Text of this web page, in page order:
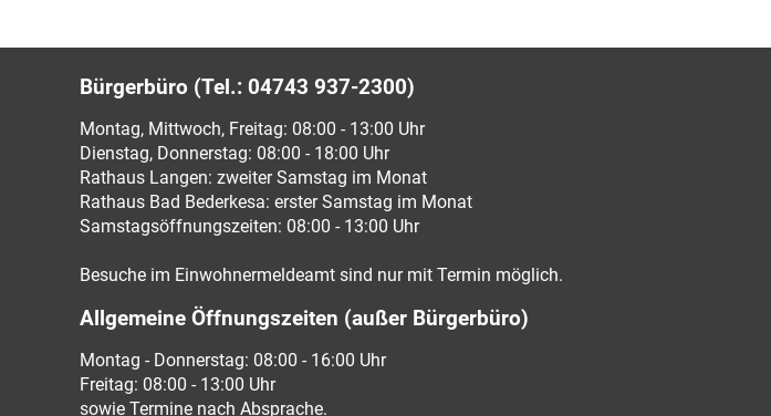
Bürgerbüro (Tel.: 04743 937-2300)
Montag, Mittwoch, Freitag: 08:00 - 13:00 Uhr
Dienstag, Donnerstag: 08:00 - 18:00 Uhr
Rathaus Langen: zweiter Samstag im Monat
Rathaus Bad Bederkesa: erster Samstag im Monat
Samstagsöffnungszeiten: 08:00 - 13:00 Uhr
Besuche im Einwohnermeldeamt sind nur mit Termin möglich.
Allgemeine Öffnungszeiten (außer Bürgerbüro)
Montag - Donnerstag: 08:00 - 16:00 Uhr
Freitag: 08:00 - 13:00 Uhr
sowie Termine nach Absprache.